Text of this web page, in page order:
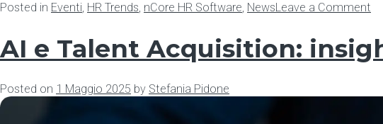
Posted in Eventi, HR Trends, nCore HR Software, NewsLeave a Comment
AI e Talent Acquisition:
Posted on 1 Maggio 2025 by Stefania Pidone